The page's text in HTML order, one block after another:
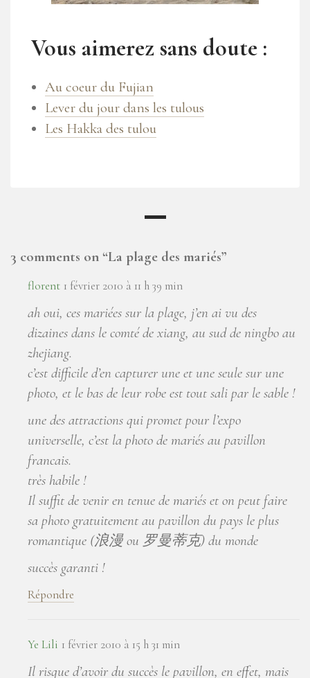
Vous aimerez sans doute :
Au coeur du Fujian
Lever du jour dans les tulous
Les Hakka des tulou
3 comments on “La plage des mariés”
florent 1 février 2010 à 11 h 39 min
ah oui, ces mariées sur la plage, j’en ai vu des
dizaines dans le comté de xiang, au sud de ningbo au
zhejiang.
c’est difficile d’en capturer une et une seule sur une
photo, et le bas de leur robe est tout sali par le sable !
une des attractions qui promet pour l’expo
universelle, c’est la photo de mariés au pavillon
francais.
très habile !
Il suffit de venir en tenue de mariés et on peut faire
sa photo gratuitement au pavillon du pays le plus
romantique (浪漫 ou 罗曼蒂克) du monde
succès garanti !
Répondre
Ye Lili 1 février 2010 à 15 h 31 min
Il risque d’avoir du succès le pavillon, en effet, mais